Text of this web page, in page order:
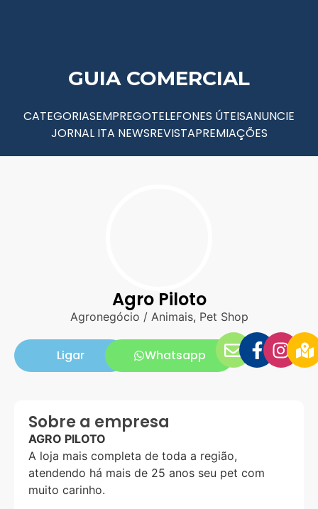
GUIA COMERCIAL
CATEGORIASEMPREGOTELEFONES ÚTEISANUNCIE
JORNAL ITA NEWSREVISTAPREMIAÇÕES
Agro Piloto
Agronegócio / Animais, Pet Shop
Ligar Whatsapp
Sobre a empresa
AGRO PILOTO
A loja mais completa de toda a região,
atendendo há mais de 25 anos seu pet com
muito carinho.